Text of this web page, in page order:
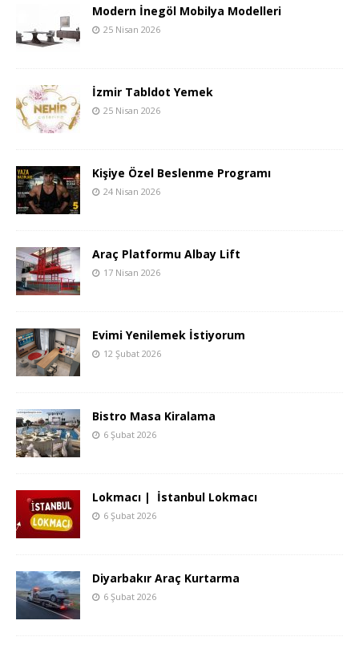
Modern İnegöl Mobilya Modelleri
25 Nisan 2026
İzmir Tabldot Yemek
25 Nisan 2026
Kişiye Özel Beslenme Programı
24 Nisan 2026
Araç Platformu Albay Lift
17 Nisan 2026
Evimi Yenilemek İstiyorum
12 Şubat 2026
Bistro Masa Kiralama
6 Şubat 2026
Lokmacı | İstanbul Lokmacı
6 Şubat 2026
Diyarbakır Araç Kurtarma
6 Şubat 2026